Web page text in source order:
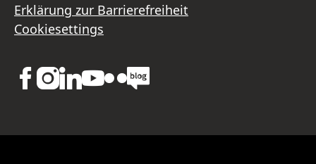
Erklärung zur Barrierefreiheit
Cookiesettings